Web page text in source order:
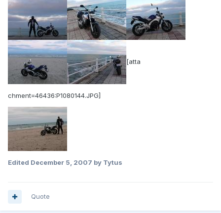
[atta
chment=46436:P1080144.JPG]
Edited December 5, 2007 by Tytus
Quote